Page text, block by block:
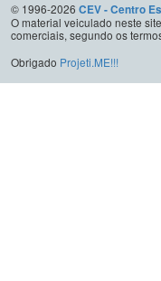
© 1996-2026 CEV - Centro
O material veiculado neste
comerciais, segundo os
Obrigado Projeti.ME!!!